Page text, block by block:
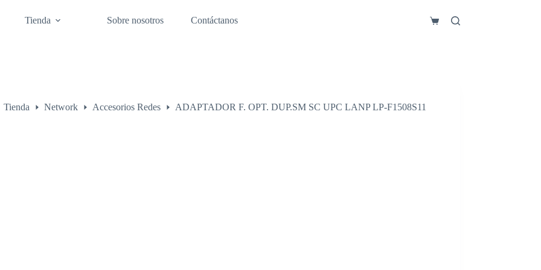
Tienda Sobre nosotros Contáctanos
Carro
Tienda Network Accesorios Redes ADAPTADOR F. OPT. DUP.SM SC UPC LANP LP-F1508S11